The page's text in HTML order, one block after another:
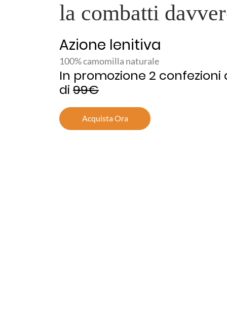
la combatti
Azione lenitiva
100% camomilla naturale
In promozione 2
di 99€
Acquista Ora